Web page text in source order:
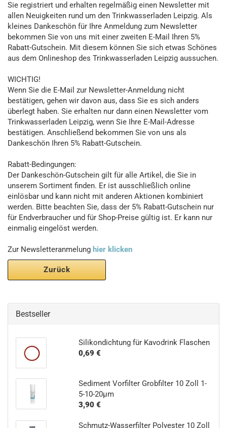
Sie registriert und erhalten regelmäßig einen Newsletter mit
allen Neuigkeiten rund um den Trinkwasserladen Leipzig. Als
kleines Dankeschön für Ihre Anmeldung zum Newsletter
bekommen Sie von uns mit einer zweiten E-Mail Ihren 5%
Rabatt-Gutschein. Mit diesem können Sie sich etwas Schönes
aus dem Onlineshop des Trinkwasserladen Leipzig aussuchen.
WICHTIG!
Wenn Sie die E-Mail zur Newsletter-Anmeldung nicht
bestätigen, gehen wir davon aus, dass Sie es sich anders
überlegt haben. Sie erhalten nur dann einen Newsletter vom
Trinkwasserladen Leipzig, wenn Sie Ihre E-Mail-Adresse
bestätigen. Anschließend bekommen Sie von uns als
Dankeschön Ihren 5% Rabatt-Gutschein.
Rabatt-Bedingungen:
Der Dankeschön-Gutschein gilt für alle Artikel, die Sie in
unserem Sortiment finden. Er ist ausschließlich online
einlösbar und kann nicht mit anderen Aktionen kombiniert
werden. Bitte beachten Sie, dass der 5% Rabatt-Gutschein nur
für Endverbraucher und für Shop-Preise gültig ist. Er kann nur
einmalig eingelöst werden.
Zur Newsletteranmelung hier klicken
Zurück
Bestseller
Silikondichtung für Kavodrink Flaschen
0,69 €
Sediment Vorfilter Grobfilter 10 Zoll 1-
5-10-20µm
3,90 €
Schmutz-Wasserfilter Polyester 10 Zoll